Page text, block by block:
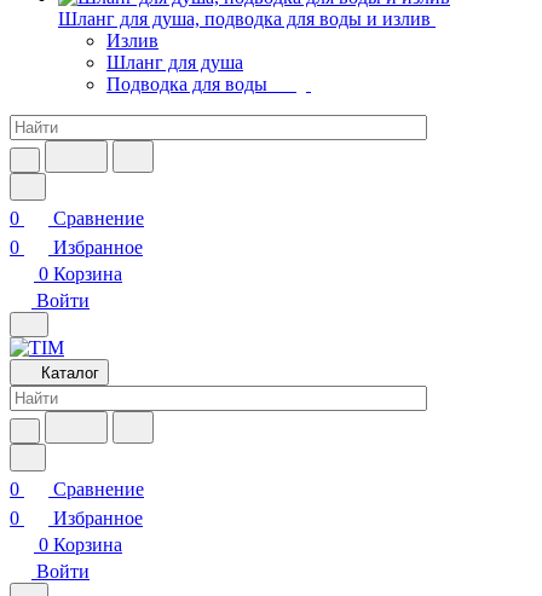
Шланг для душа, подводка для воды и излив
Излив
Шланг для душа
Подводка для воды
0
Сравнение
0
Избранное
0 Корзина
Войти
Каталог
0
Сравнение
0
Избранное
0 Корзина
Войти